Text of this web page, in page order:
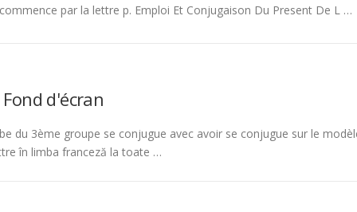
commence par la lettre p. Emploi Et Conjugaison Du Present De L …
d'écran
du 3ème groupe se conjugue avec avoir se conjugue sur le
în limba franceză la toate …